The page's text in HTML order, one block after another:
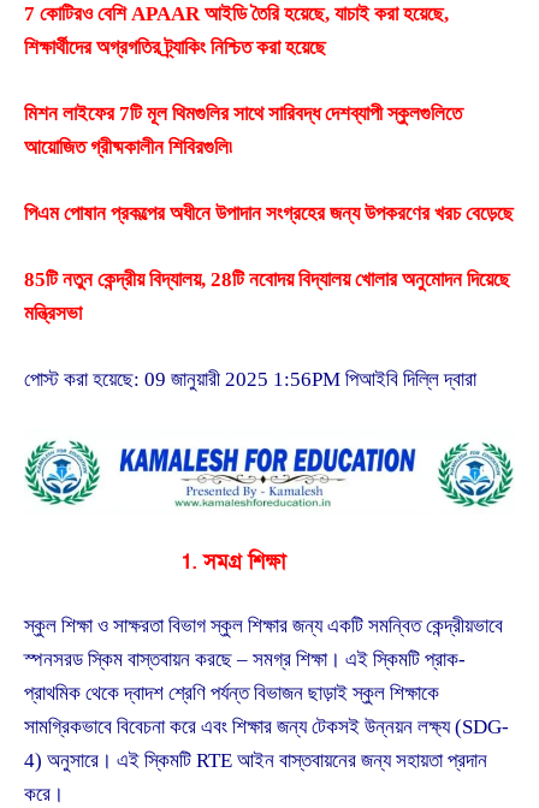
7 কোটিরও বেশি APAAR আইডি তৈরি হয়েছে, যাচাই করা হয়েছে,
শিক্ষার্থীদের অগ্রগতির ট্র্যাকিং নিশ্চিত করা হয়েছে
মিশন লাইফের 7টি মূল থিমগুলির সাথে সারিবদ্ধ দেশব্যাপী স্কুলগুলিতে
আয়োজিত গ্রীষ্মকালীন শিবিরগুলি৷
পিএম পোষান প্রকল্পের অধীনে উপাদান সংগ্রহের জন্য উপকরণের খরচ বেড়েছে
85টি নতুন কেন্দ্রীয় বিদ্যালয়, 28টি নবোদয় বিদ্যালয় খোলার অনুমোদন দিয়েছে
মন্ত্রিসভা
পোস্ট করা হয়েছে: 09 জানুয়ারী 2025 1:56PM পিআইবি দিল্লি দ্বারা
1. সমগ্র শিক্ষা
স্কুল শিক্ষা ও সাক্ষরতা বিভাগ স্কুল শিক্ষার জন্য একটি সমন্বিত কেন্দ্রীয়ভাবে
স্পনসরড স্কিম বাস্তবায়ন করছে – সমগ্র শিক্ষা। এই স্কিমটি প্রাক-
প্রাথমিক থেকে দ্বাদশ শ্রেণি পর্যন্ত বিভাজন ছাড়াই স্কুল শিক্ষাকে
সামগ্রিকভাবে বিবেচনা করে এবং শিক্ষার জন্য টেকসই উন্নয়ন লক্ষ্য (SDG-
4) অনুসারে। এই স্কিমটি RTE আইন বাস্তবায়নের জন্য সহায়তা প্রদান
করে।